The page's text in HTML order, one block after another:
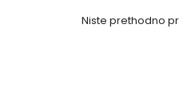
Niste prethodno